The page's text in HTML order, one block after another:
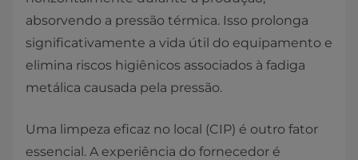
absorvendo a pressão térmica. Isso prolonga
significativamente a vida útil do equipamento e
elimina riscos higiênicos associados à fadiga
metálica causada pela pressão.
Uma limpeza eficaz no local (CIP) é outro fator
essencial. A experiência do fornecedor é